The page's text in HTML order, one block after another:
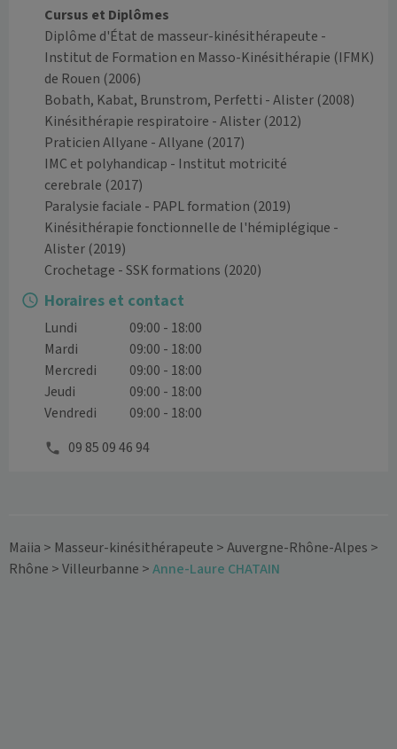
Cursus et Diplômes
Diplôme d'État de masseur-kinésithérapeute -
Institut de Formation en Masso-Kinésithérapie (IFMK)
de Rouen (2006)
Bobath, Kabat, Brunstrom, Perfetti - Alister (2008)
Kinésithérapie respiratoire - Alister (2012)
Praticien Allyane - Allyane (2017)
IMC et polyhandicap - Institut motricité
cerebrale (2017)
Paralysie faciale - PAPL formation (2019)
Kinésithérapie fonctionnelle de l'hémiplégique -
Alister (2019)
Crochetage - SSK formations (2020)
Horaires et contact
Lundi
09:00 - 18:00
Mardi
09:00 - 18:00
Mercredi
09:00 - 18:00
Jeudi
09:00 - 18:00
Vendredi
09:00 - 18:00
09 85 09 46 94
Maiia > Masseur-kinésithérapeute >Auvergne-Rhône-Alpes >
Rhône >Villeurbanne >Anne-Laure CHATAIN